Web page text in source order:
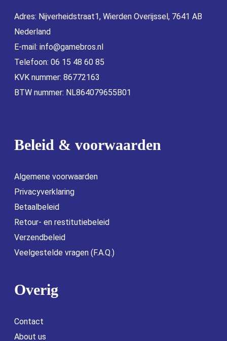
Adres: Nijverheidstraat1, Wierden Overijssel, 7641 AB
Nederland
E-mail: info@gamebros.nl
Telefoon: 06 15 48 60 85
KVK nummer: 86772163
BTW nummer: NL864079655B01
Beleid & voorwaarden
Algemene voorwaarden
Privacyverklaring
Betaalbeleid
Retour- en restitutiebeleid
Verzendbeleid
Veelgestelde vragen (F.A.Q.)
Overig
Contact
About us